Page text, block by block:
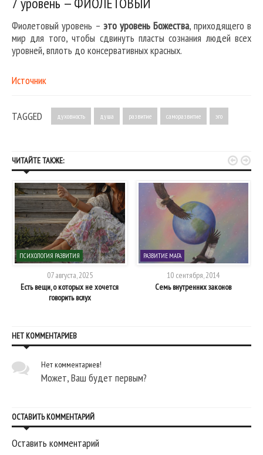
Фиолетовый уровень – это уровень Божества, приходящего в
мир для того, чтобы сдвинуть пласты сознания людей всех
уровней, вплоть до консервативных красных.
Источник
TAGGED духовность душа развитие саморазвитие эго
ЧИТАЙТЕ ТАКЖЕ:
ПСИХОЛОГИЯ РАЗВИТИЯ
07 августа, 2025
Есть вещи, о которых не хочется
говорить вслух
РАЗВИТИЕ МАГА
10 сентября, 2014
Семь внутренних законов
 
НЕТ КОММЕНТАРИЕВ
Нет комментариев!
Может, Ваш будет первым?
ОСТАВИТЬ КОММЕНТАРИЙ
Оставить комментарий